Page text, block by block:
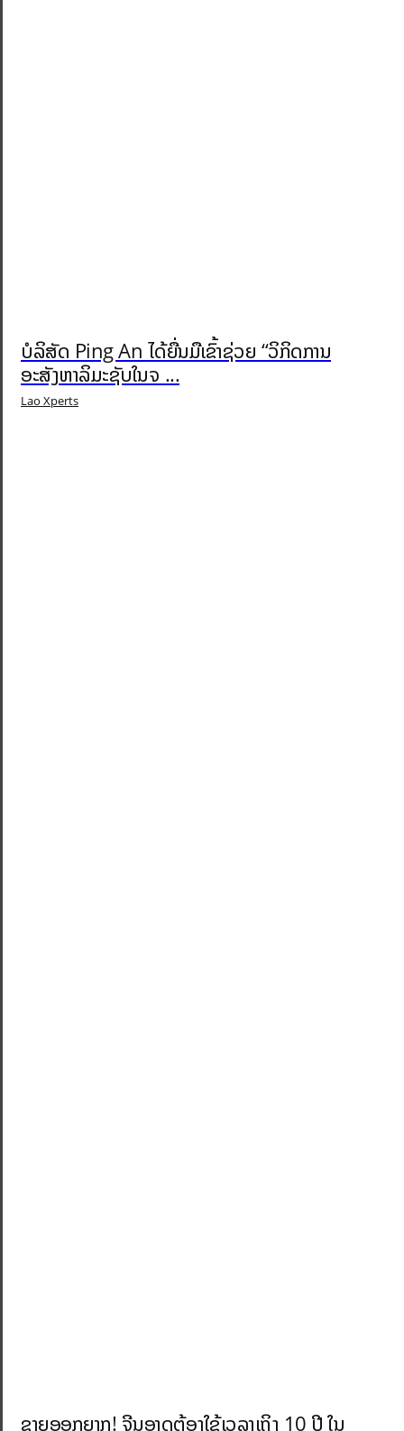
ບໍລິສັດ Ping An ໄດ້ຍື່ນມືເຂົ້າຊ່ວຍ “ວິກິດການ
ອະສັງຫາລິມະຊັບໃນຈ ...
Lao Xperts
ຂາຍອອກຍາກ! ຈີນອາດຕ້ອງໃຊ້ເວລາເຖິງ 10 ປີ ໃນ